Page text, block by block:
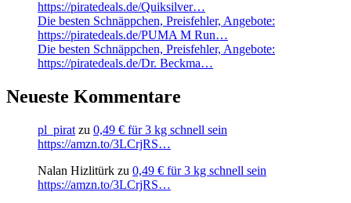
https://piratedeals.de/Quiksilver…
Die besten Schnäppchen, Preisfehler, Angebote:
https://piratedeals.de/PUMA M Run…
Die besten Schnäppchen, Preisfehler, Angebote:
https://piratedeals.de/Dr. Beckma…
Neueste Kommentare
pl_pirat zu 0,49 € für 3 kg schnell sein
https://amzn.to/3LCrjRS…
Nalan Hizlitürk zu 0,49 € für 3 kg schnell sein
https://amzn.to/3LCrjRS…